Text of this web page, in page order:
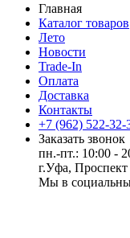
Главная
Каталог товаров
Лето
Новости
Trade-In
Оплата
Доставка
Контакты
+7 (962) 522-32-
Заказать звонок
пн.-пт.: 10:00 -
г.Уфа,
Мы в